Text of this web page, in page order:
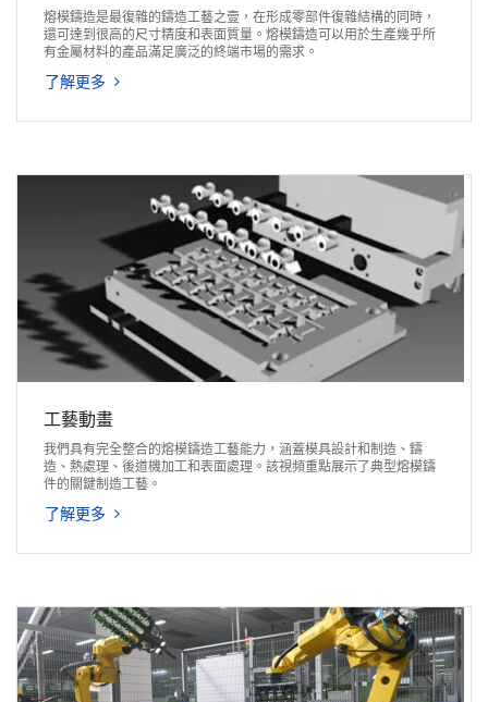
熔模鑄造是最復雜的鑄造工藝之壹，在形成零部件復雜結構的同時，
還可達到很高的尺寸精度和表面質量。熔模鑄造可以用於生產幾乎所
有金屬材料的產品滿足廣泛的終端市場的需求。
了解更多
工藝動畫
我們具有完全整合的熔模鑄造工藝能力，涵蓋模具設計和制造、鑄
造、熱處理、後道機加工和表面處理。該視頻重點展示了典型熔模鑄
件的關鍵制造工藝。
了解更多